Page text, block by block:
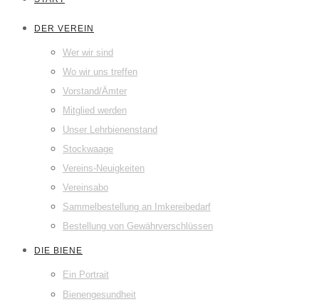
DER VEREIN
Wer wir sind
Wo wir uns treffen
Vorstand/Ämter
Mitglied werden
Unser Lehrbienenstand
Stockwaage
Vereins-Neuigkeiten
Vereinsabo
Sammelbestellung an Imkereibedarf
Bestellung von Gewährverschlüssen
DIE BIENE
Ein Portrait
Bienengesundheit